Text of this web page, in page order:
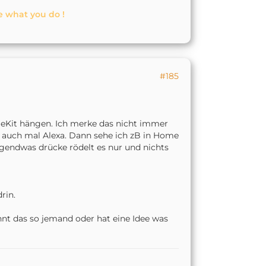
what you do !
#185
hängen. Ich merke das nicht immer
mal Alexa. Dann sehe ich zB in Home
drücke rödelt es nur und nichts
das so jemand oder hat eine Idee was